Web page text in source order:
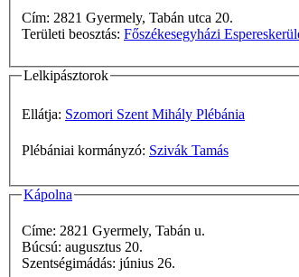
Cím: 2821 Gyermely, Tabán utca 20.
Területi beosztás: Főszékesegyházi
Lelkipásztorok
Ellátja: Szomori Szent Mihály Plébánia
Plébániai kormányzó: Szivák Tamás
Kápolna
Címe: 2821 Gyermely, Tabán u.
Búcsú: augusztus 20.
Szentségimádás: június 26.